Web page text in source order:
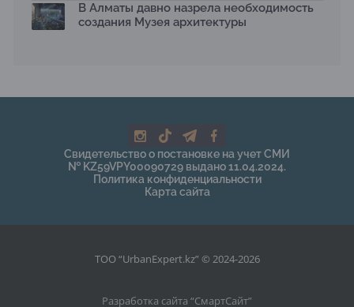
В Алматы давно назрела необходимость
создания Музея архитектуры
Свидетельство о постановке на учет СМИ
№ KZ59VPY00090729 выдано 11.04.2024.
Политика конфиденциальности
Карта сайта
ТОО “UrbanExpert.kz” © 2024-2026
Разработка сайта “СмартСайт”